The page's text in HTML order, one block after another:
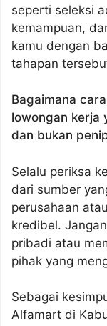
seperti seleksi
kemampuan,
kamu dengan
tahapan
Bagaimana
lowongan kerja
dan bukan
Selalu periksa
dari sumber
perusahaan
kredibel.
pribadi atau
pihak yang
Sebagai
Alfamart di